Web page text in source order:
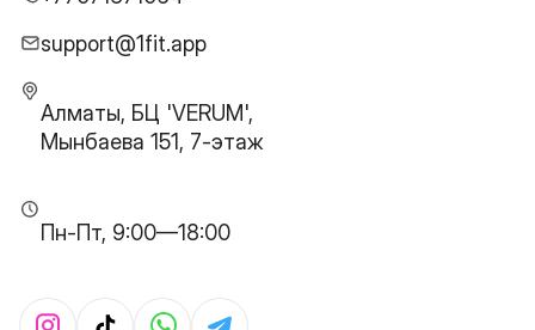
support@1fit.app
Алматы, БЦ 'VERUM',
Мынбаева 151, 7-этаж
Пн-Пт, 9:00—18:00